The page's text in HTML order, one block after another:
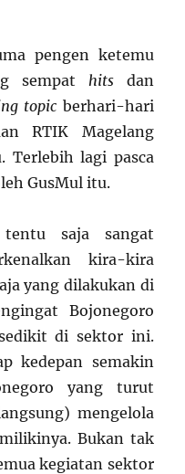
pengen ketemu
sempat hitsdan
topic berhari-hari
RTIK Magelang
Terlebih lagi pasca
GusMul itu.
saja sangat
kira-kira
yang dilakukan di
Bojonegoro
di sektor ini.
kedepan semakin
yang turut
mengelola
Bukan tak
kegiatan sektor